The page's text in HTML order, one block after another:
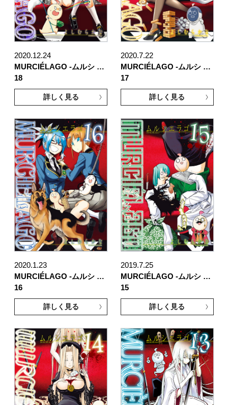
2020.12.24
MURCIÉLAGO -ムルシ …
18
詳しく見る
2020.7.22
MURCIÉLAGO -ムルシ …
17
詳しく見る
2020.1.23
MURCIÉLAGO -ムルシ …
16
詳しく見る
2019.7.25
MURCIÉLAGO -ムルシ …
15
詳しく見る